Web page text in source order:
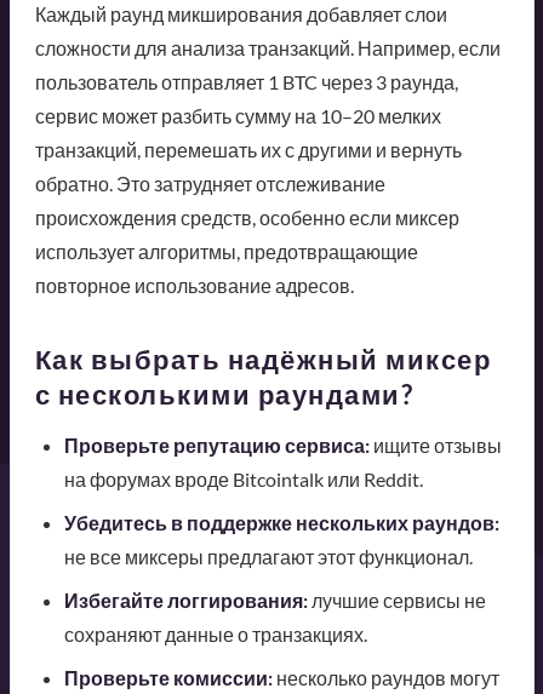
Каждый раунд микширования добавляет слои
сложности для анализа транзакций. Например, если
пользователь отправляет 1 BTC через 3 раунда,
сервис может разбить сумму на 10–20 мелких
транзакций, перемешать их с другими и вернуть
обратно. Это затрудняет отслеживание
происхождения средств, особенно если миксер
использует алгоритмы, предотвращающие
повторное использование адресов.
Как выбрать надёжный миксер
с несколькими раундами?
Проверьте репутацию сервиса:ищите отзывы
на форумах вроде Bitcointalk или Reddit.
Убедитесь в поддержке нескольких раундов:
не все миксеры предлагают этот функционал.
Избегайте логгирования:лучшие сервисы не
сохраняют данные о транзакциях.
Проверьте комиссии:несколько раундов могут